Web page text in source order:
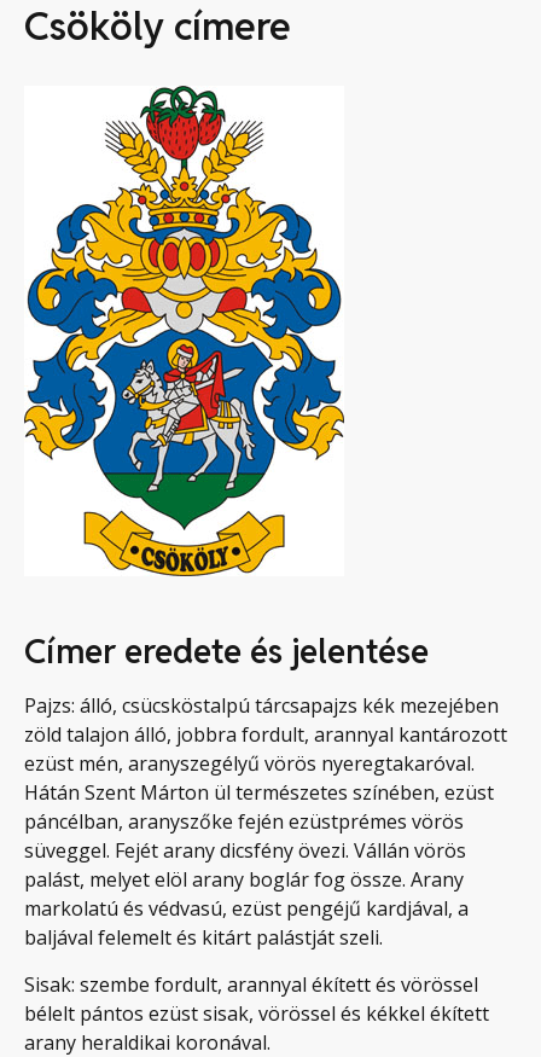
Csököly címere
Címer eredete és jelentése
Pajzs: álló, csücsköstalpú tárcsapajzs kék mezejében
zöld talajon álló, jobbra fordult, arannyal kantározott
ezüst mén, aranyszegélyű vörös nyeregtakaróval.
Hátán Szent Márton ül természetes színében, ezüst
páncélban, aranyszőke fején ezüstprémes vörös
süveggel. Fejét arany dicsfény övezi. Vállán vörös
palást, melyet elöl arany boglár fog össze. Arany
markolatú és védvasú, ezüst pengéjű kardjával, a
baljával felemelt és kitárt palástját szeli.
Sisak: szembe fordult, arannyal ékített és vörössel
bélelt pántos ezüst sisak, vörössel és kékkel ékített
arany heraldikai koronával.